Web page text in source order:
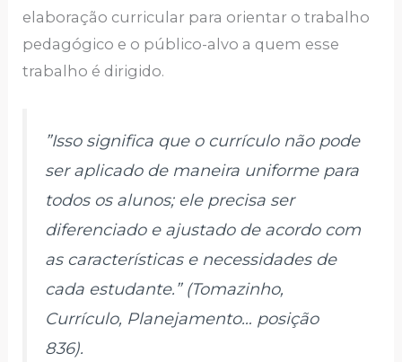
elaboração curricular para orientar o trabalho
pedagógico e o público-alvo a quem esse
trabalho é dirigido.
”Isso significa que o currículo não pode
ser aplicado de maneira uniforme para
todos os alunos; ele precisa ser
diferenciado e ajustado de acordo com
as características e necessidades de
cada estudante.” (Tomazinho,
Currículo, Planejamento… posição
836).